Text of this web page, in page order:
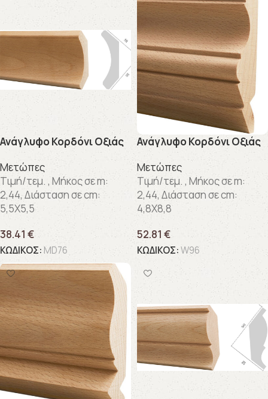
Ανάγλυφo Κορδόνι Οξιάς
Μετώπες
Τιμή/τεμ. , Μήκος σε m:
2,44, Διάσταση σε cm:
5,5X5,5
38.41 €
ΚΩΔΙΚΟΣ: MD76
Ανάγλυφo Κορδόνι Οξιάς
Μετώπες
Τιμή/τεμ. , Μήκος σε m:
2,44, Διάσταση σε cm:
4,8X8,8
52.81 €
ΚΩΔΙΚΟΣ:W96